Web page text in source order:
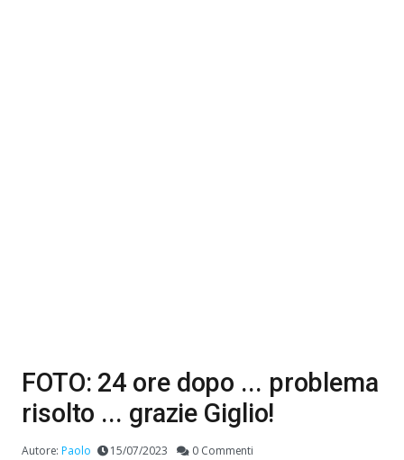
FOTO: 24 ore dopo ... problema
risolto ... grazie Giglio!
Autore:Paolo 15/07/2023 0 Commenti